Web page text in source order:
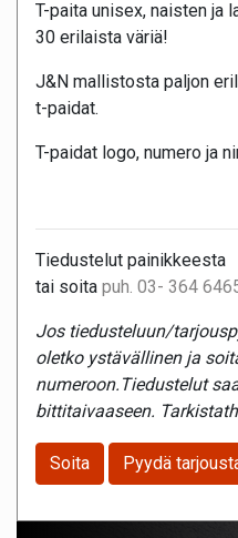
T-paita unisex, naisten ja
30 erilaista väriä!
J&N mallistosta paljon
t-paidat.
T-paidat logo, numero ja
Tiedustelut painikkeesta
tai soita puh. 03- 364
Jos tiedusteluun/
oletko ystävällinen ja
numeroon.Tiedustelut
bittitaivaaseen.
Soita Pyydä